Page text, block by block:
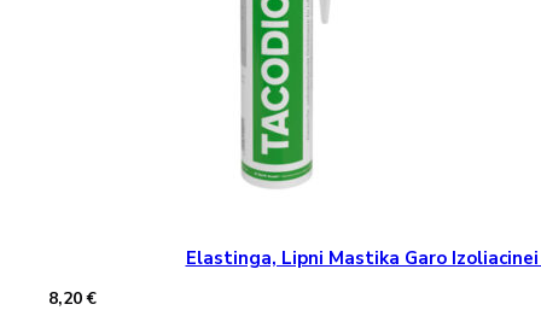
Elastinga, Lipni Mastika Garo Izoliacinei
8,20€